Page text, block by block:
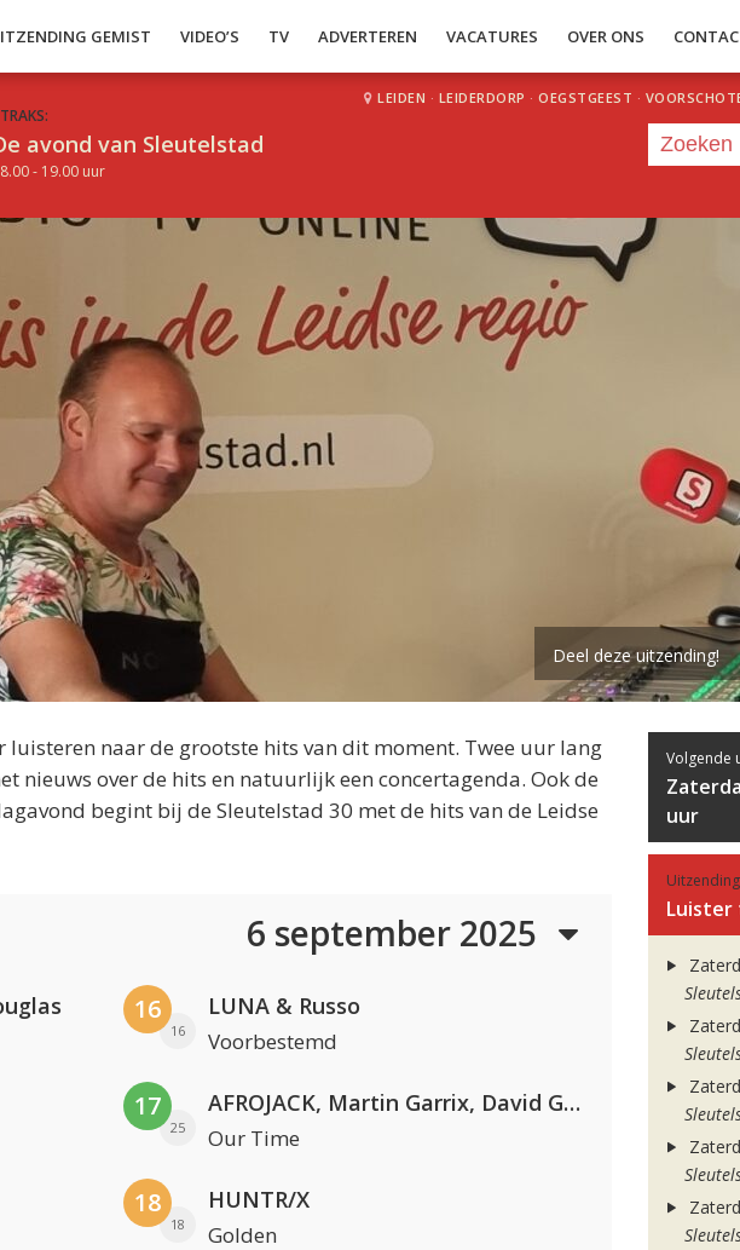
GEMIST VIDEO’S TV ADVERTEREN VACATURES OVER ONS
avond van Sleutelstad
- 19.00 uur
LEIDEN · LEIDERDORP · OEGSTGEEST ·
Deel deze uitzending!
naar de grootste hits van dit moment. Twee uur lang
nieuws over de hits en natuurlijk een concertagenda. Ook de
begint bij de Sleutelstad 30 met de hits van de Leidse
6 september 2025
16
16
LUNA & Russo
Voorbestemd
17
25
AFROJACK, Martin Garrix, David Guetta & Amél
Our Time
18
18
HUNTR/X
Golden
Volgende
uur